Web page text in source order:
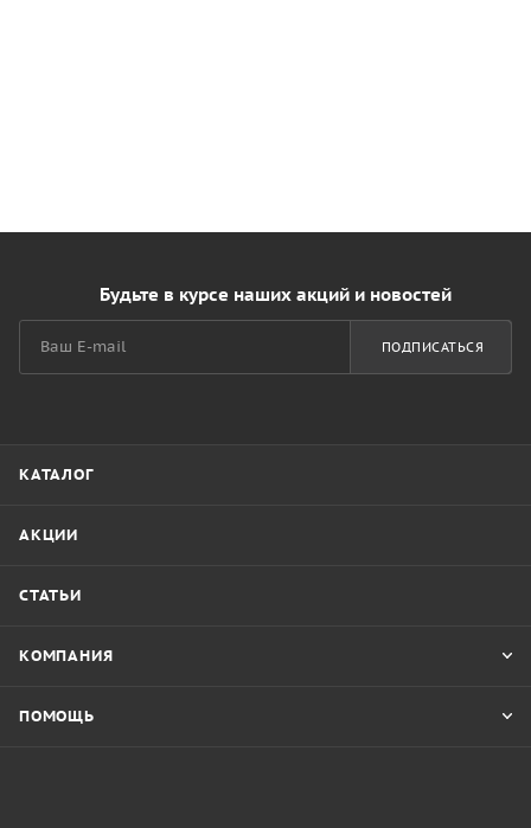
Будьте в курсе наших акций и новостей
ПОДПИСАТЬСЯ
КАТАЛОГ
АКЦИИ
СТАТЬИ
КОМПАНИЯ
ПОМОЩЬ